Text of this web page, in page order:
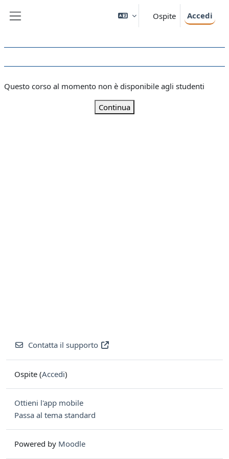
Ospite Accedi
Questo corso al momento non è disponibile agli studenti
Continua
Contatta il supporto
Ospite (Accedi)
Ottieni l'app mobile
Passa al tema standard
Powered by Moodle